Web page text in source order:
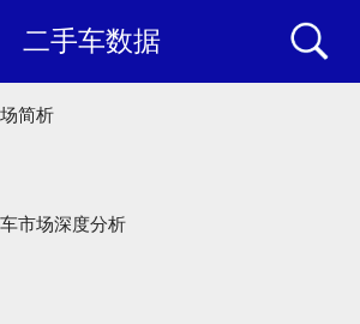
二手车数据
简析
市场深度分析